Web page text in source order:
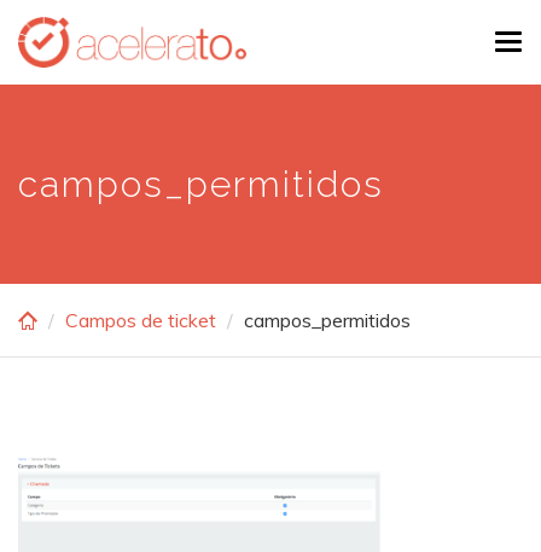
Skip
main
campos_permitidos
Campos de ticket campos_permitidos